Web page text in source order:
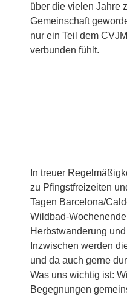
über die vielen Jahre
Gemeinschaft
nur ein Teil dem
verbunden fühlt.
In treuer
zu Pfingstfreizeiten
Tagen Barcelona/
Wildbad-
Herbstwanderung
Inzwischen werden
und da auch gerne
Was uns wichtig ist:
Begegnungen